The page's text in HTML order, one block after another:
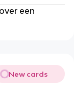
een
New cards